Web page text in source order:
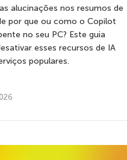
alucinações nos resumos de
por que ou como o Copilot
no seu PC? Este guia
esses recursos de IA
populares.